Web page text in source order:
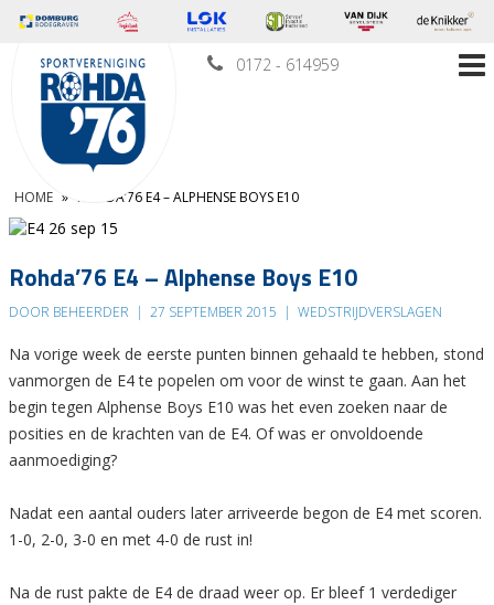
0172 - 614959
HOME » ROHDA’76 E4 – ALPHENSE BOYS E10
Rohda’76 E4 – Alphense Boys E10
DOOR BEHEERDER | 27 SEPTEMBER 2015 | WEDSTRIJDVERSLAGEN
Na vorige week de eerste punten binnen gehaald te hebben, stond
vanmorgen de E4 te popelen om voor de winst te gaan. Aan het
begin tegen Alphense Boys E10 was het even zoeken naar de
posities en de krachten van de E4. Of was er onvoldoende
aanmoediging?
Nadat een aantal ouders later arriveerde begon de E4 met scoren.
1-0, 2-0, 3-0 en met 4-0 de rust in!
Na de rust pakte de E4 de draad weer op. Er bleef 1 verdediger